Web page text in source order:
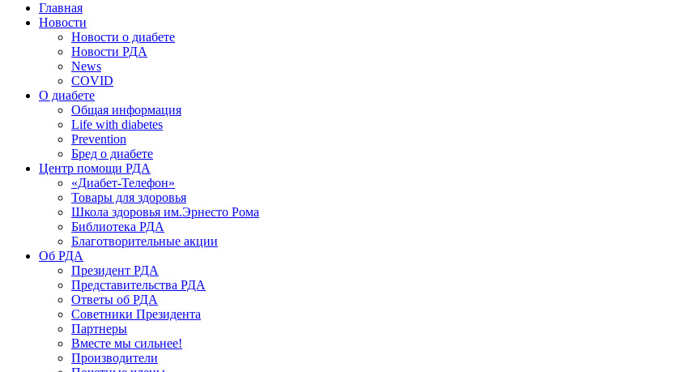
Главная
Новости
Новости о диабете
Новости РДА
News
COVID
О диабете
Общая информация
Life with diabetes
Prevention
Бред о диабете
Центр помощи РДА
«Диабет-Телефон»
Товары для здоровья
Школа здоровья им.Эрнесто Рома
Библиотека РДА
Благотворительные акции
Об РДА
Президент РДА
Представительства РДА
Ответы об РДА
Советники Президента
Партнеры
Вместе мы сильнее!
Производители